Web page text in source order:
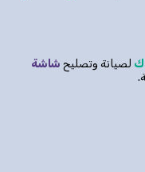
لصيانة وتصليح شاشة